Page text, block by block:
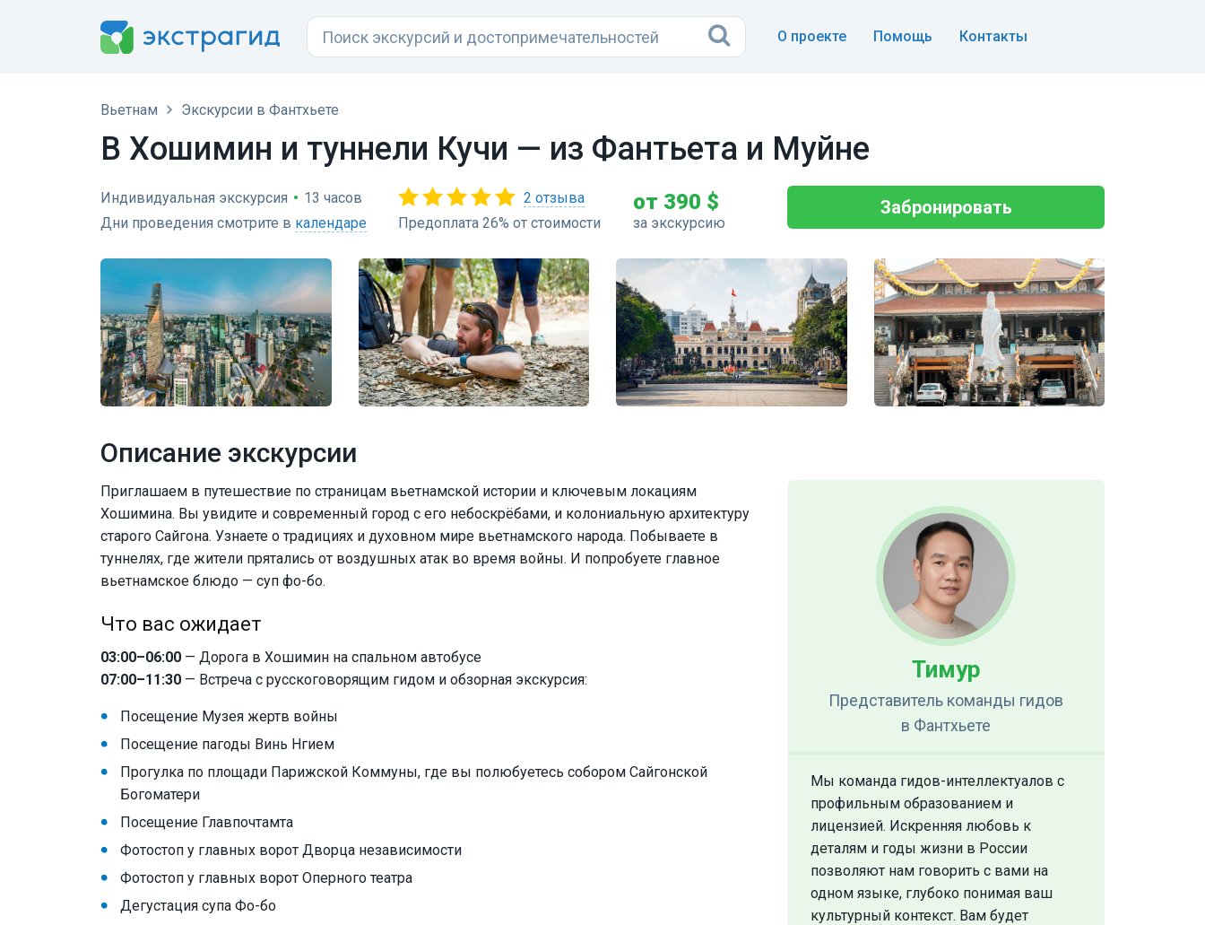
О проекте Помощь Контакты
Вьетнам Экскурсии в Фантхьете
В Хошимин и туннели Кучи — из Фантьета и Муйне
Индивидуальная экскурсия • 13 часов
Дни проведения смотрите в календаре
2 отзыва
Предоплата 26% от стоимости
от 390 $
за экскурсию
Забронировать
Описание экскурсии
Приглашаем в путешествие по страницам вьетнамской истории и ключевым локациям
Хошимина. Вы увидите и современный город с его небоскрёбами, и колониальную архитектуру
старого Сайгона. Узнаете о традициях и духовном мире вьетнамского народа. Побываете в
туннелях, где жители прятались от воздушных атак во время войны. И попробуете главное
вьетнамское блюдо — суп фо-бо.
Что вас ожидает
03:00–06:00 — Дорога в Хошимин на спальном автобусе
07:00–11:30 — Встреча с русскоговорящим гидом и обзорная экскурсия:
Посещение Музея жертв войны
Посещение пагоды Винь Нгием
Прогулка по площади Парижской Коммуны, где вы полюбуетесь собором Сайгонской
Богоматери
Посещение Главпочтамта
Фотостоп у главных ворот Дворца независимости
Фотостоп у главных ворот Оперного театра
Дегустация супа Фо-бо
Тимур
Представитель команды гидов
в Фантхьете
Мы команда гидов-интеллектуалов с
профильным образованием и
лицензией. Искренняя любовь к
деталям и годы жизни в России
позволяют нам говорить с вами на
одном языке, глубоко понимая ваш
культурный контекст. Вам будет